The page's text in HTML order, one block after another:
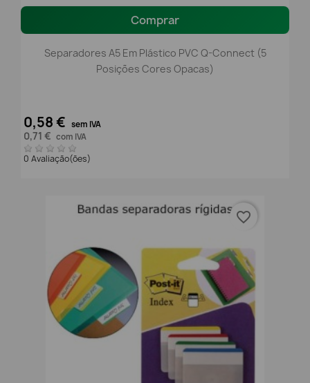
Comprar
Separadores A5 Em Plástico PVC Q-Connect (5
Posições Cores Opacas)
0,58 € sem IVA
0,71 € com IVA
0 Avaliação(ões)
favorite_border